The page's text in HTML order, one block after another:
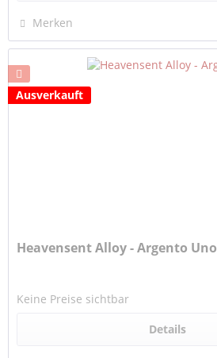
Merken
Ausverkauft
Heavensent Alloy - Argento Uno
Keine Preise sichtbar
Details